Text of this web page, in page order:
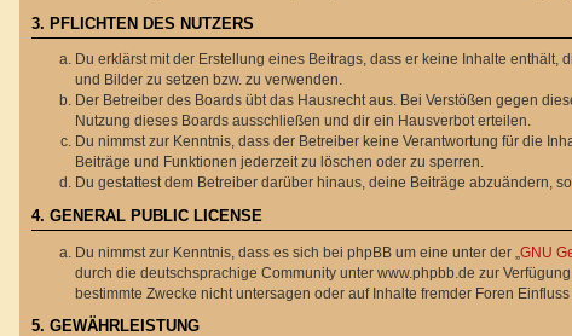
3. PFLICHTEN DES NUTZERS
Du erklärst mit der Erstellung eines Beitrags, dass er keine Inhalte
und Bilder zu setzen bzw. zu verwenden.
Der Betreiber des Boards übt das Hausrecht aus. Bei Verstößen gegen
Nutzung dieses Boards ausschließen und dir ein Hausverbot erteilen.
Du nimmst zur Kenntnis, dass der Betreiber keine Verantwortung für die
Beiträge und Funktionen jederzeit zu löschen oder zu sperren.
Du gestattest dem Betreiber darüber hinaus, deine Beiträge abzuändern,
4. GENERAL PUBLIC LICENSE
Du nimmst zur Kenntnis, dass es sich bei phpBB um eine unter der „ GNU
durch die deutschsprachige Community unter www.phpbb.de zur
bestimmte Zwecke nicht untersagen oder auf Inhalte fremder Foren Einfluss
5. GEWÄHRLEISTUNG